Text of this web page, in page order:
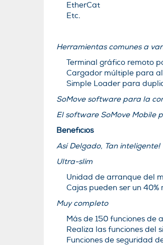
EtherCat
Etc.
Herramientas comunes a
Terminal gráfico remoto
Cargador múltiple para
Simple Loader para
SoMove software para la
El software SoMove Mobile
Beneficios
Así Delgado, Tan inteligente!
Ultra-slim
Unidad de arranque del
Cajas pueden ser un 40%
Muy completo
Más de 150 funciones de
Realiza las funciones del
Funciones de seguridad